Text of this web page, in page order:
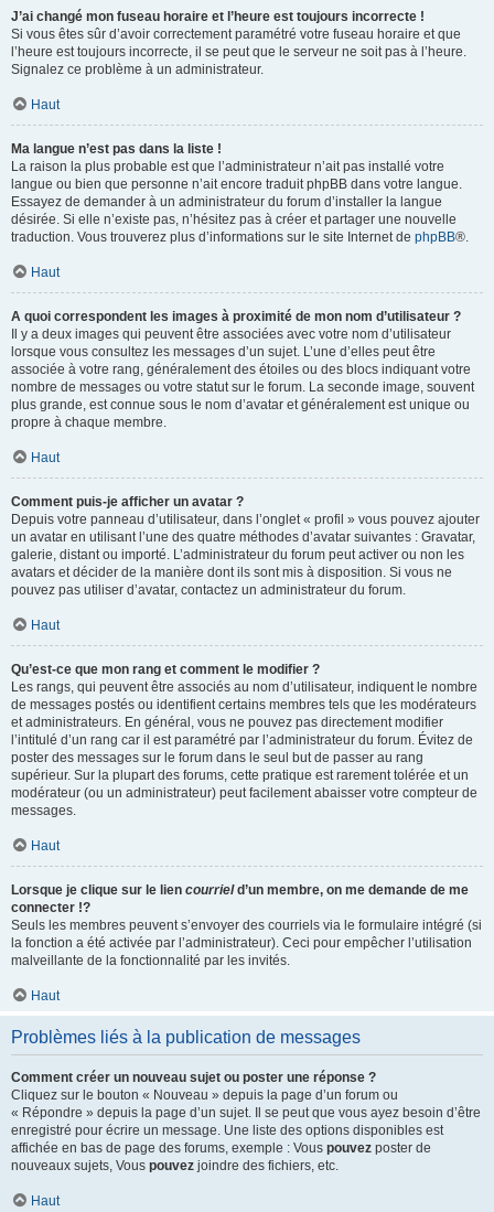
J’ai changé mon fuseau horaire et l’heure est toujours incorrecte !
Si vous êtes sûr d’avoir correctement paramétré votre fuseau horaire et que
l’heure est toujours incorrecte, il se peut que le serveur ne soit pas à l’heure.
Signalez ce problème à un administrateur.
Haut
Ma langue n’est pas dans la liste !
La raison la plus probable est que l’administrateur n’ait pas installé votre
langue ou bien que personne n’ait encore traduit phpBB dans votre langue.
Essayez de demander à un administrateur du forum d’installer la langue
désirée. Si elle n’existe pas, n’hésitez pas à créer et partager une nouvelle
traduction. Vous trouverez plus d’informations sur le site Internet de phpBB®.
Haut
A quoi correspondent les images à proximité de mon nom d’utilisateur ?
Il y a deux images qui peuvent être associées avec votre nom d’utilisateur
lorsque vous consultez les messages d’un sujet. L’une d’elles peut être
associée à votre rang, généralement des étoiles ou des blocs indiquant votre
nombre de messages ou votre statut sur le forum. La seconde image, souvent
plus grande, est connue sous le nom d’avatar et généralement est unique ou
propre à chaque membre.
Haut
Comment puis-je afficher un avatar ?
Depuis votre panneau d’utilisateur, dans l’onglet « profil » vous pouvez ajouter
un avatar en utilisant l’une des quatre méthodes d’avatar suivantes : Gravatar,
galerie, distant ou importé. L’administrateur du forum peut activer ou non les
avatars et décider de la manière dont ils sont mis à disposition. Si vous ne
pouvez pas utiliser d’avatar, contactez un administrateur du forum.
Haut
Qu’est-ce que mon rang et comment le modifier ?
Les rangs, qui peuvent être associés au nom d’utilisateur, indiquent le nombre
de messages postés ou identifient certains membres tels que les modérateurs
et administrateurs. En général, vous ne pouvez pas directement modifier
l’intitulé d’un rang car il est paramétré par l’administrateur du forum. Évitez de
poster des messages sur le forum dans le seul but de passer au rang
supérieur. Sur la plupart des forums, cette pratique est rarement tolérée et un
modérateur (ou un administrateur) peut facilement abaisser votre compteur de
messages.
Haut
Lorsque je clique sur le lien courrield’un membre, on me demande de me
connecter !?
Seuls les membres peuvent s’envoyer des courriels via le formulaire intégré (si
la fonction a été activée par l’administrateur). Ceci pour empêcher l’utilisation
malveillante de la fonctionnalité par les invités.
Haut
Problèmes liés à la publication de messages
Comment créer un nouveau sujet ou poster une réponse ?
Cliquez sur le bouton « Nouveau » depuis la page d’un forum ou
« Répondre » depuis la page d’un sujet. Il se peut que vous ayez besoin d’être
enregistré pour écrire un message. Une liste des options disponibles est
affichée en bas de page des forums, exemple : Vous pouvez poster de
nouveaux sujets, Vous pouvez joindre des fichiers, etc.
Haut